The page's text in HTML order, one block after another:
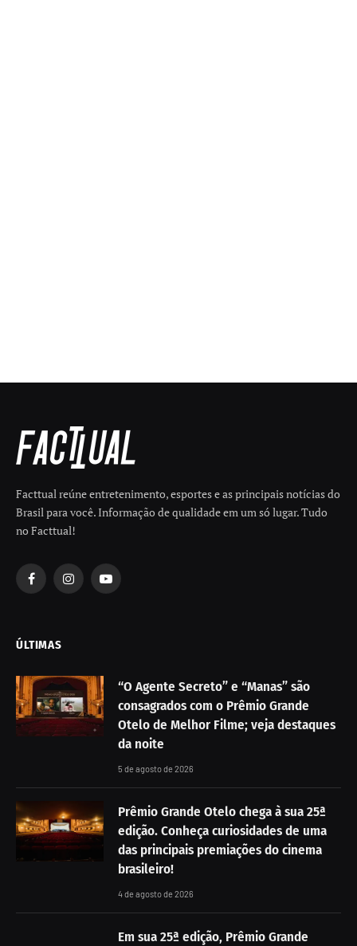
Facttual reúne entretenimento, esportes e as principais notícias do
Brasil para você. Informação de qualidade em um só lugar. Tudo
no Facttual!
FacebookInstagramYouTube
ÚLTIMAS
“O Agente Secreto” e “Manas” são
consagrados com o Prêmio Grande
Otelo de Melhor Filme; veja destaques
da noite
5 de agosto de 2026
Prêmio Grande Otelo chega à sua 25ª
edição. Conheça curiosidades de uma
das principais premiações do cinema
brasileiro!
4 de agosto de 2026
Em sua 25ª edição, Prêmio Grande